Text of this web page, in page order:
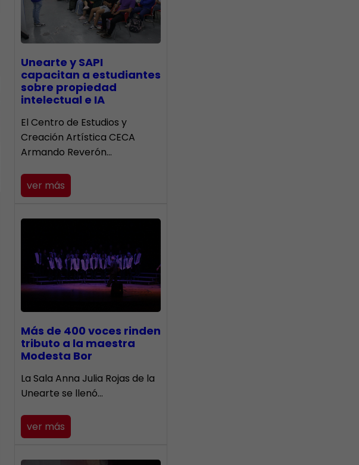
Unearte y SAPI
capacitan a estudiantes
sobre propiedad
intelectual e IA
El Centro de Estudios y
Creación Artística CECA
Armando Reverón…
ver más
Más de 400 voces rinden
tributo a la maestra
Modesta Bor
​La Sala Anna Julia Rojas de la
Unearte se llenó…
ver más